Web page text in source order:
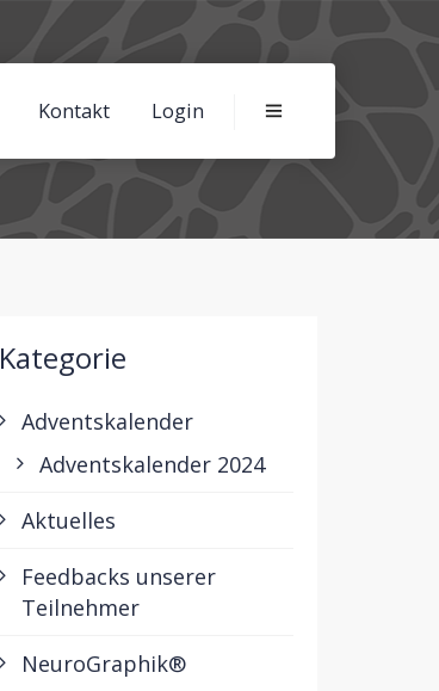
Kontakt Login
Kategorie
Adventskalender
Adventskalender 2024
Aktuelles
Feedbacks unserer
Teilnehmer
NeuroGraphik®